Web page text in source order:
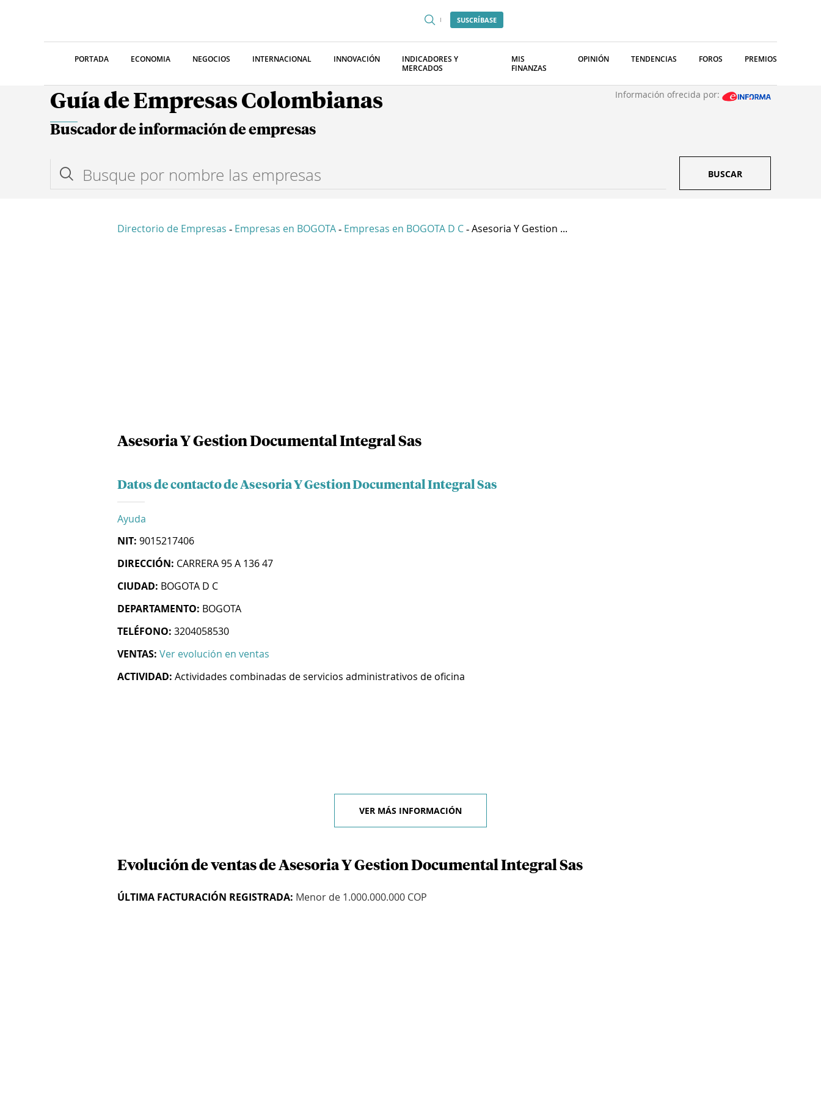
SUSCRÍBASE
PORTADA ECONOMIA NEGOCIOS INTERNACIONAL INNOVACIÓN
INDICADORES Y
MERCADOS
MIS
FINANZAS
OPINIÓN TENDENCIAS FOROS PREMIOS
Guía de Empresas Colombianas Información ofrecida por:
Buscador de información de empresas
BUSCAR
Directorio de Empresas - Empresas en BOGOTA - Empresas en BOGOTA D C - Asesoria Y Gestion ...
Asesoria Y Gestion Documental Integral Sas
Datos de contacto de Asesoria Y Gestion Documental Integral Sas
Ayuda
NIT: 9015217406
DIRECCIÓN: CARRERA 95 A 136 47
CIUDAD: BOGOTA D C
DEPARTAMENTO: BOGOTA
TELÉFONO: 3204058530
VENTAS: Ver evolución en ventas
ACTIVIDAD: Actividades combinadas de servicios administrativos de oficina
VER MÁS INFORMACIÓN
Evolución de ventas de Asesoria Y Gestion Documental Integral Sas
ÚLTIMA FACTURACIÓN REGISTRADA: Menor de 1.000.000.000 COP